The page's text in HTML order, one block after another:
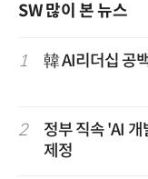
SW 많이 본 뉴스
1 韓 AI리더십 공
2
정부 직속 'AI
제정